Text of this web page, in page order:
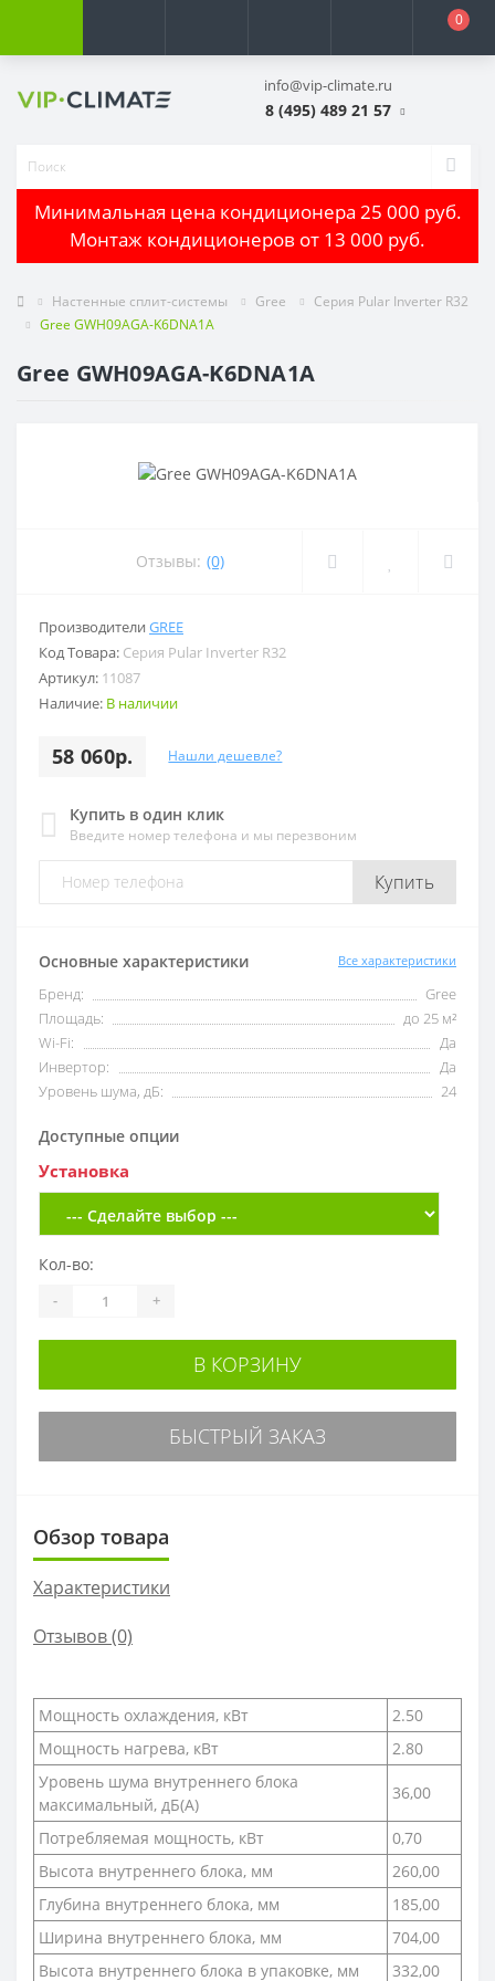
0
info@vip-climate.ru
8 (495) 489 21 57
Минимальная цена кондиционера 25 000 руб.
Монтаж кондиционеров от 13 000 руб.
Настенные сплит-системы Gree
Серия Pular Inverter R32
Gree GWH09AGA-K6DNA1A
Gree GWH09AGA-K6DNA1A
Отзывы: (0)
Производители GREE
Код Товара: Серия Pular Inverter R32
Артикул: 11087
Наличие: В наличии
58 060р. Нашли дешевле?
Купить в один клик
Введите номер телефона и мы перезвоним
Купить
Основные характеристики Все характеристики
Бренд:
Gree
Площадь:
до 25 м²
Wi-Fi:
Да
Инвертор:
Да
Уровень шума, дБ:
24
Доступные опции
Установка
Кол-во:
- +
В КОРЗИНУ
БЫСТРЫЙ ЗАКАЗ
Обзор товара
Характеристики
Отзывов (0)
Мощность охлаждения, кВт
2.50
Мощность нагрева, кВт
2.80
Уровень шума внутреннего блока
максимальный, дБ(А)
36,00
Потребляемая мощность, кВт
0,70
Высота внутреннего блока, мм
260,00
Глубина внутреннего блока, мм
185,00
Ширина внутреннего блока, мм
704,00
Высота внутреннего блока в упаковке, мм
332,00